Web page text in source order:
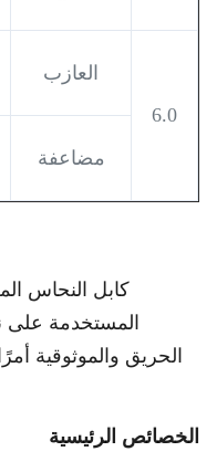
6.0
العازب
مضاعفة
المستخدمة على
الحريق والموثوقية
الخصائص الرئيسية